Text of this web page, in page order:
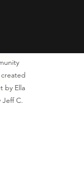
Land Acknowledgement
by Ella
Jeff C.